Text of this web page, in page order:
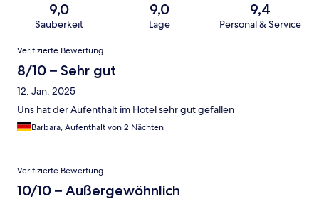
9,0
Sauberkeit
9,0
Lage
9,4
Personal & Service
Bewertungen
Verifizierte Bewertung
8/10 – Sehr gut
12. Jan. 2025
Uns hat der Aufenthalt im Hotel sehr gut gefallen
Barbara, Aufenthalt von 2 Nächten
Verifizierte Bewertung
10/10 – Außergewöhnlich